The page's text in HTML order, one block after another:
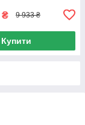
₴ 9 933 ₴
Купити